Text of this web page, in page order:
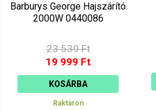
Barburys George Hajszárító
2000W 0440086
23 539 Ft
19 999 Ft
KOSÁRBA
Raktáron